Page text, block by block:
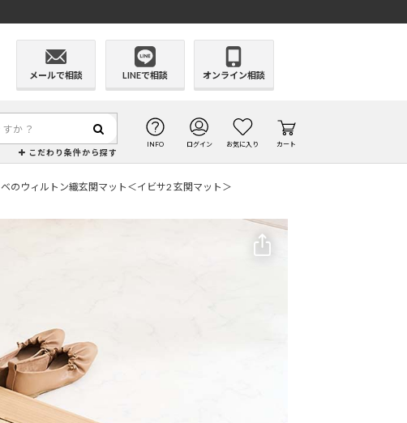
メールで相談 LINEで相談 オンライン相談
こだわり条件から探す
INFO ログイン お気に入り カート
のウィルトン織玄関マット＜イビサ2 玄関マット＞